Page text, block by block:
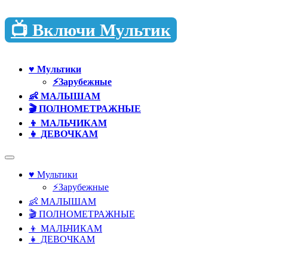
Перейти
содержимому
📺 Включи Мультик
♥️ Мультики
⚡Зарубежные
👶 МАЛЫШАМ
🎬 ПОЛНОМЕТРАЖНЫЕ
👦 МАЛЬЧИКАМ
👧 ДЕВОЧКАМ
♥️ Мультики
⚡Зарубежные
👶 МАЛЫШАМ
🎬 ПОЛНОМЕТРАЖНЫЕ
👦 МАЛЬЧИКАМ
👧 ДЕВОЧКАМ